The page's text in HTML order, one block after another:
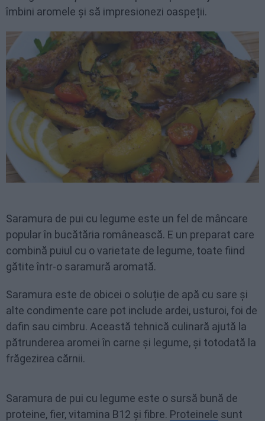
îmbini aromele și să impresionezi oaspeții.
Saramura de pui cu legume este un fel de mâncare
popular în bucătăria românească. E un preparat care
combină puiul cu o varietate de legume, toate fiind
gătite într-o saramură aromată.
Saramura este de obicei o soluție de apă cu sare și
alte condimente care pot include ardei, usturoi, foi de
dafin sau cimbru. Această tehnică culinară ajută la
pătrunderea aromei în carne și legume, și totodată la
frăgezirea cărnii.
Saramura de pui cu legume este o sursă bună de
proteine, fier, vitamina B12 și fibre. Proteinele sunt